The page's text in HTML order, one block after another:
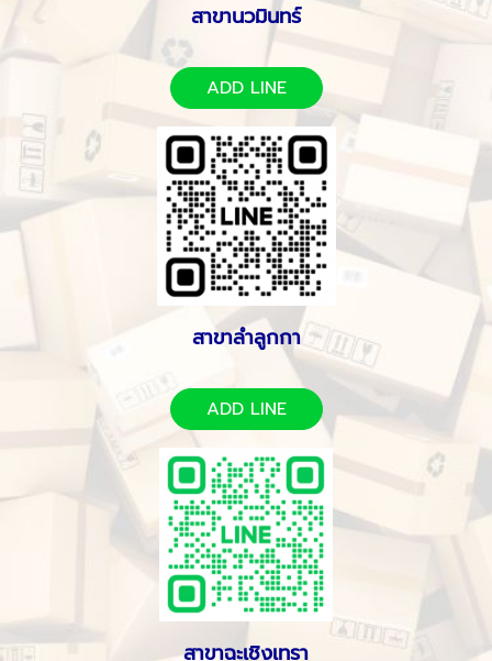
สาขานวมินทร์
ADD LINE
สาขาลำลูกกา
ADD LINE
สาขาฉะเชิงเทรา